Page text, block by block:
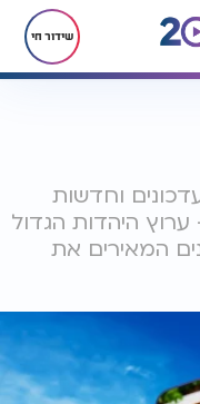
שידור חי
וחדשות
נופש באתר ערוץ 2000 - ערוץ היהדות הגדול
המאירים את